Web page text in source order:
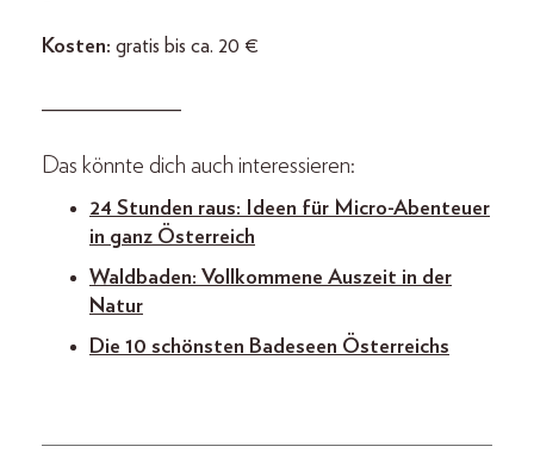
Kosten: gratis bis ca. 20 €
_____________
Das könnte dich auch interessieren:
24 Stunden raus: Ideen für Micro-Abenteuer
in ganz Österreich
Waldbaden: Vollkommene Auszeit in der
Natur
Die 10 schönsten Badeseen Österreichs